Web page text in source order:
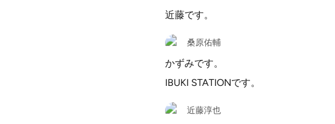
近藤です。
桑原佑輔
かずみです。
IBUKI STATIONです。
近藤淳也